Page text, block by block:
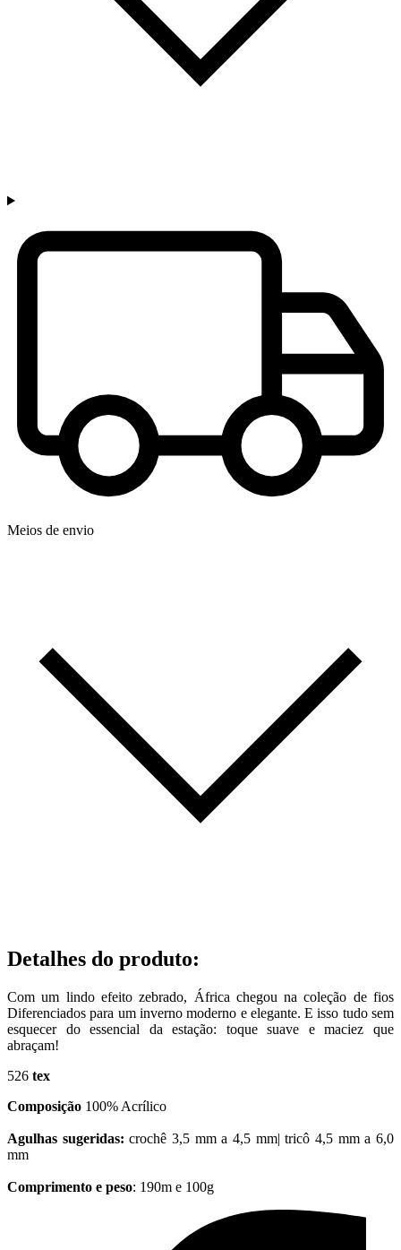
Meios de envio
Detalhes do produto:
Com um lindo efeito zebrado, África chegou na coleção de fios
Diferenciados para um inverno moderno e elegante. E isso tudo sem
esquecer do essencial da estação: toque suave e maciez que
abraçam!
526 tex
Composição 100% Acrílico
Agulhas sugeridas:crochê 3,5 mm a 4,5 mm| tricô 4,5 mm a 6,0
mm
Comprimento e peso: 190m e 100g